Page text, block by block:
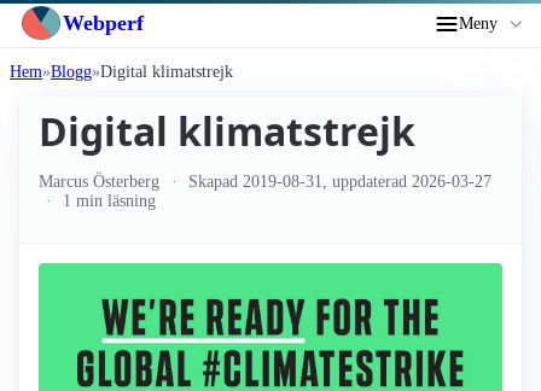
Webperf Meny
Hem Blogg Digital klimatstrejk
Digital klimatstrejk
Marcus Österberg Skapad 2019-08-31 , uppdaterad 2026-03-27
1 min läsning